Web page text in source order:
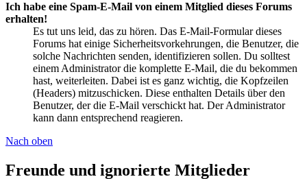
Ich habe eine Spam-E-Mail von einem Mitglied dieses Forums
erhalten!
Es tut uns leid, das zu hören. Das E-Mail-Formular dieses
Forums hat einige Sicherheitsvorkehrungen, die Benutzer, die
solche Nachrichten senden, identifizieren sollen. Du solltest
einem Administrator die komplette E-Mail, die du bekommen
hast, weiterleiten. Dabei ist es ganz wichtig, die Kopfzeilen
(Headers) mitzuschicken. Diese enthalten Details über den
Benutzer, der die E-Mail verschickt hat. Der Administrator
kann dann entsprechend reagieren.
Nach oben
Freunde und ignorierte Mitglieder